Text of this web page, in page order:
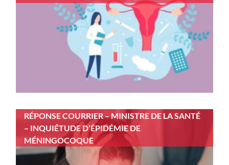
RÉPONSE COURRIER – MINISTRE DE LA SANTÉ
– INQUIÉTUDE D’ÉPIDÉMIE DE
MÉNINGOCOQUE